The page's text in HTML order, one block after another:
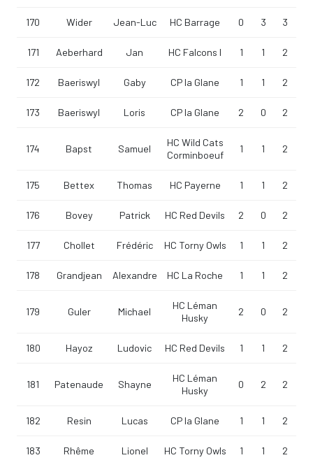
170 Wider Jean-Luc HC Barrage 0 3 3
171 Aeberhard Jan HC Falcons I 1 1 2
172 Baeriswyl Gaby CP la Glane 1 1 2
173 Baeriswyl Loris CP la Glane 2 0 2
174 Bapst Samuel
HC Wild Cats
Corminboeuf
1 1 2
175 Bettex Thomas HC Payerne 1 1 2
176 Bovey Patrick HC Red Devils 2 0 2
177 Chollet Frédéric HC Torny Owls 1 1 2
178 Grandjean Alexandre HC La Roche 1 1 2
179 Guler Michael
HC Léman
Husky
2 0 2
180 Hayoz Ludovic HC Red Devils 1 1 2
181 Patenaude Shayne
HC Léman
Husky
0 2 2
182 Resin Lucas CP la Glane 1 1 2
183 Rhême Lionel HC Torny Owls 1 1 2